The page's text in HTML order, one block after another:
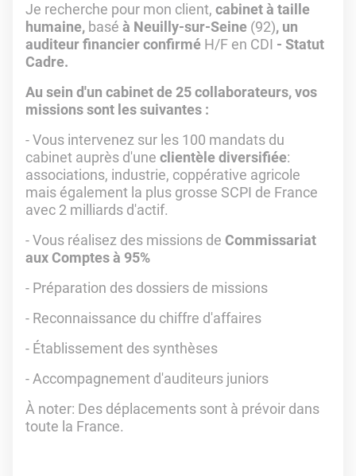
Je recherche pour mon client, cabinet à taille
humaine, basé à Neuilly-sur-Seine (92), un
auditeur financier confirmé H/F en CDI - Statut
Cadre.
Au sein d'un cabinet de 25 collaborateurs, vos
missions sont les suivantes :
- Vous intervenez sur les 100 mandats du
cabinet auprès d'une clientèle diversifiée:
associations, industrie, coppérative agricole
mais également la plus grosse SCPI de France
avec 2 milliards d'actif.
- Vous réalisez des missions de Commissariat
aux Comptes à 95%
- Préparation des dossiers de missions
- Reconnaissance du chiffre d'affaires
- Établissement des synthèses
- Accompagnement d'auditeurs juniors
À noter: Des déplacements sont à prévoir dans
toute la France.